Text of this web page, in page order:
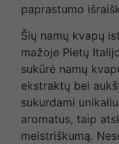
paprastumo
Šių namų kvapų
mažoje Pietų
sukūrė namų
ekstraktų bei
sukurdami
aromatus, taip
meistriškumą.